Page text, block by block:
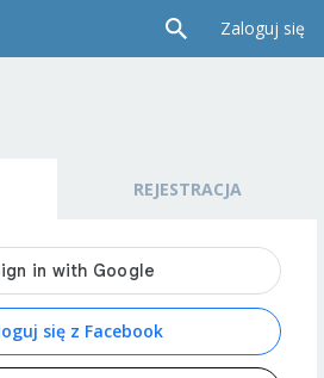
Zaloguj się
REJESTRACJA
się z Facebook